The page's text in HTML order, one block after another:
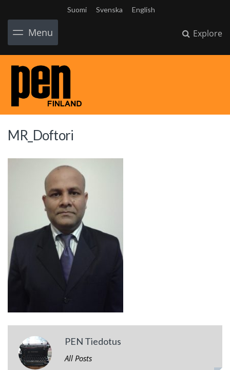
Suomi Svenska English
Menu Explore
MR_Doftori
PEN Tiedotus
All Posts